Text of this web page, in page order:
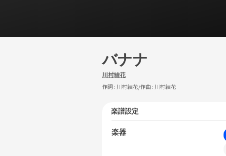
バナナ
川村結花
作詞 : 川村結花/作曲 : 川村結花
楽譜設定
楽器